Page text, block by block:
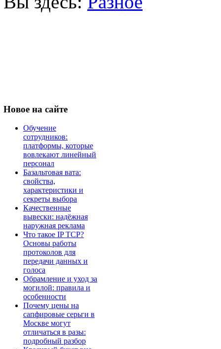
Новое на сайте
Обучение
сотрудников:
платформы, которые
вовлекают линейный
персонал
Базальтовая вата:
свойства,
характеристики и
секреты выбора
Качественные
вывески: надёжная
наружная реклама
Что такое IP TCP?
Основы работы
протоколов для
передачи данных и
голоса
Обрамление и уход за
могилой: правила и
особенности
Почему цены на
сапфировые серьги в
Москве могут
отличаться в разы:
подробный разбор